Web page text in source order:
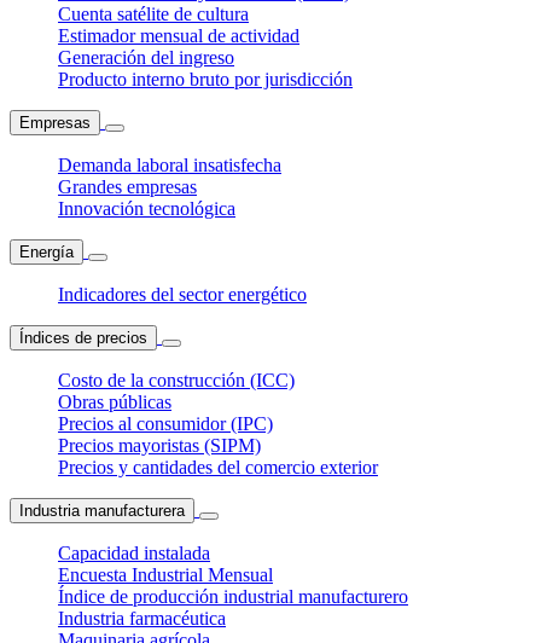
Cuenta satélite de cultura
Estimador mensual de actividad
Generación del ingreso
Producto interno bruto por jurisdicción
Empresas
Demanda laboral insatisfecha
Grandes empresas
Innovación tecnológica
Energía
Indicadores del sector energético
Índices de precios
Costo de la construcción (ICC)
Obras públicas
Precios al consumidor (IPC)
Precios mayoristas (SIPM)
Precios y cantidades del comercio exterior
Industria manufacturera
Capacidad instalada
Encuesta Industrial Mensual
Índice de producción industrial manufacturero
Industria farmacéutica